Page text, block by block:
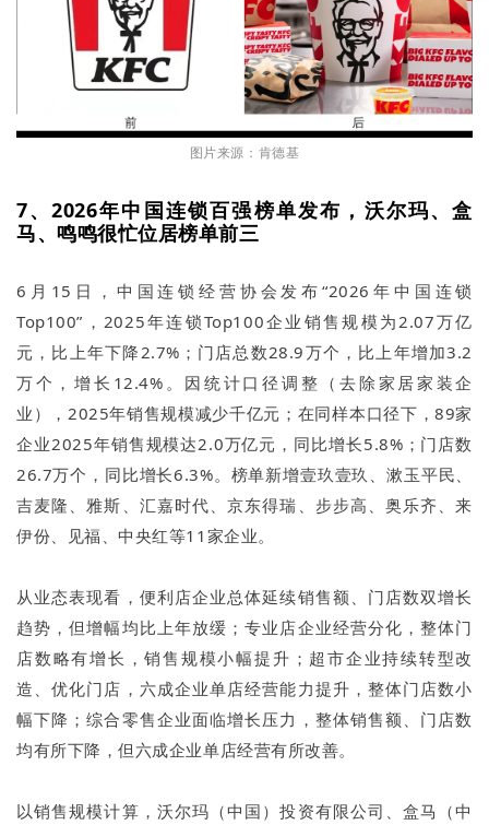
图片来源：肯德基
7、2026年中国连锁百强榜单发布，沃尔玛、盒
马、鸣鸣很忙位居榜单前三
6月15日，中国连锁经营协会发布“2026年中国连锁
Top100”，2025年连锁Top100企业销售规模为2.07万亿
元，比上年下降2.7%；门店总数28.9万个，比上年增加3.2
万个，增长12.4%。因统计口径调整（去除家居家装企
业），2025年销售规模减少千亿元；在同样本口径下，89家
企业2025年销售规模达2.0万亿元，同比增长5.8%；门店数
26.7万个，同比增长6.3%。榜单新增壹玖壹玖、漱玉平民、
吉麦隆、雅斯、汇嘉时代、京东得瑞、步步高、奥乐齐、来
伊份、见福、中央红等11家企业。
从业态表现看，便利店企业总体延续销售额、门店数双增长
趋势，但增幅均比上年放缓；专业店企业经营分化，整体门
店数略有增长，销售规模小幅提升；超市企业持续转型改
造、优化门店，六成企业单店经营能力提升，整体门店数小
幅下降；综合零售企业面临增长压力，整体销售额、门店数
均有所下降，但六成企业单店经营有所改善。
以销售规模计算，沃尔玛（中国）投资有限公司、盒马（中